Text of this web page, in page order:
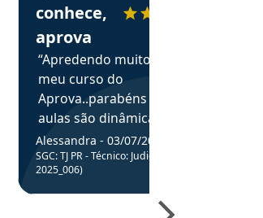
conhece,
aprova
“Apredendo muito no
meu curso do
Aprova..parabéns pelas
aulas são dinâmicas e
me ajudam a entender
melhor os assuntos.”
Alessandra - 03/07/2025
SGC: TJ PR - Técnico: Judiciário (Edital
2025_006)